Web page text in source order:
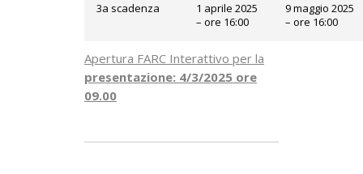
3a scadenza
1 aprile 2025
– ore 16:00
9 maggio 2025
– ore 16:00
Apertura FARC Interattivo per la
presentazione: 4/3/2025 ore
09.00